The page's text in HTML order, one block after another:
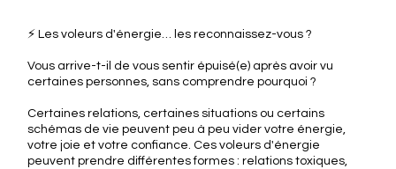
⚡ Les voleurs d'énergie… les reconnaissez-vous ?
Vous arrive-t-il de vous sentir épuisé(e) après avoir vu
certaines personnes, sans comprendre pourquoi ?
Certaines relations, certaines situations ou certains
schémas de vie peuvent peu à peu vider votre énergie,
votre joie et votre confiance. Ces voleurs d'énergie
peuvent prendre différentes formes : relations toxiques,